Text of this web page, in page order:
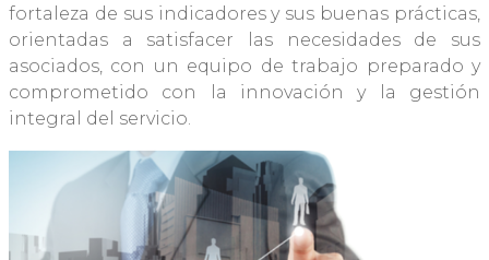
fortaleza de sus indicadores y sus buenas prácticas,
orientadas a satisfacer las necesidades de sus
asociados, con un equipo de trabajo preparado y
comprometido con la innovación y la gestión
integral del servicio.